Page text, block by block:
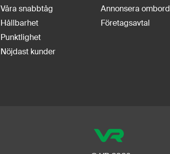
Våra snabbtåg
Hållbarhet
Punktlighet
Nöjdast kunder
Annonsera ombord
Företagsavtal